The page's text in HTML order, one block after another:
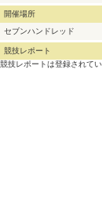
開催場所
セブンハンドレッド
競技レポート
競技レポートは登録されてい